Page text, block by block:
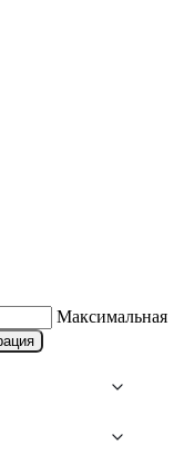
Максимальная